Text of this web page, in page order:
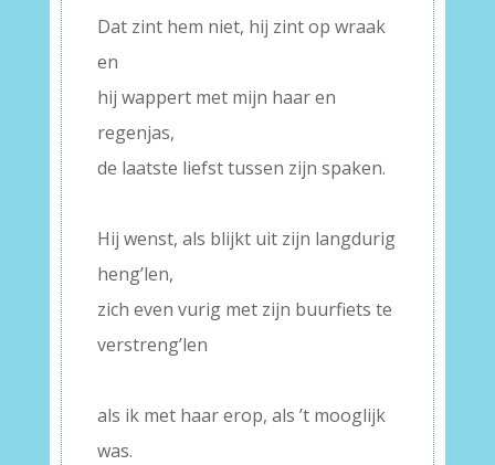
Dat zint hem niet, hij zint op wraak
en
hij wappert met mijn haar en
regenjas,
de laatste liefst tussen zijn spaken.
Hij wenst, als blijkt uit zijn langdurig
heng’len,
zich even vurig met zijn buurfiets te
verstreng’len
als ik met haar erop, als ’t mooglijk
was.